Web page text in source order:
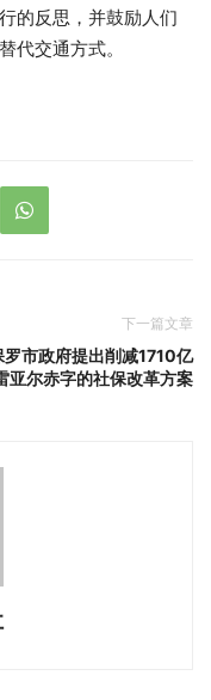
的反思，并鼓励人们
代交通方式。
下一篇文章
罗市政府提出削减1710亿
亚尔赤字的社保改革方案